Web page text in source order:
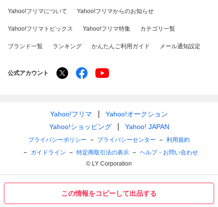
この情報をコピーして出品する
Yahoo!フリマについて Yahoo!フリマからのお知らせ
Yahoo!フリマトピックス Yahoo!フリマ特集 カテゴリ一覧
ブランド一覧 ランキング かんたんご利用ガイド メール通知設定
公式アカウント
Yahoo!フリマ
Yahoo!オークション
Yahoo!ショッピング
Yahoo! JAPAN
プライバシーポリシー プライバシーセンター
利用規約
ガイドライン
特定商取引法の表示
ヘルプ・お問い合わせ
© LY Corporation